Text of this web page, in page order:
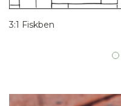
3:1 Fiskben